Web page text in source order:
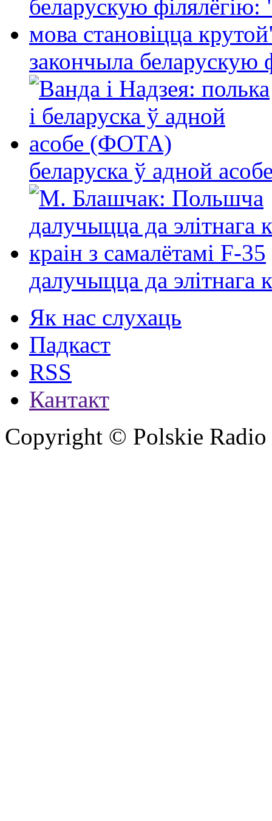
закончыла беларускую
беларуска ў адной
далучыцца да элітнага
Як нас слухаць
Падкаст
RSS
Кантакт
Copyright © Polskie